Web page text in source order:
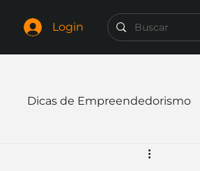
Login
Dicas de Empreendedorismo